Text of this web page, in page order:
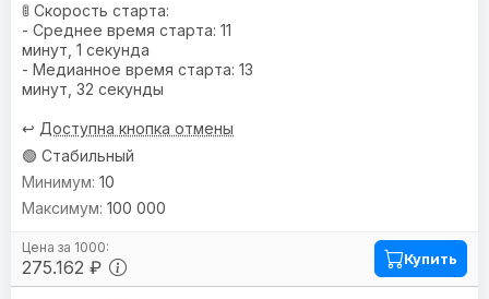
🚦 Скорость старта:
- Среднее время старта: 11
минут, 1 секунда
- Медианное время старта: 13
минут, 32 секунды
↩️ Доступна кнопка отмены
🟢 Стабильный
275.162 ₽
10
100 000
Купить